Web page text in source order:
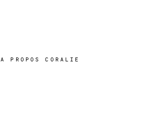
A PROPOS CORALIE